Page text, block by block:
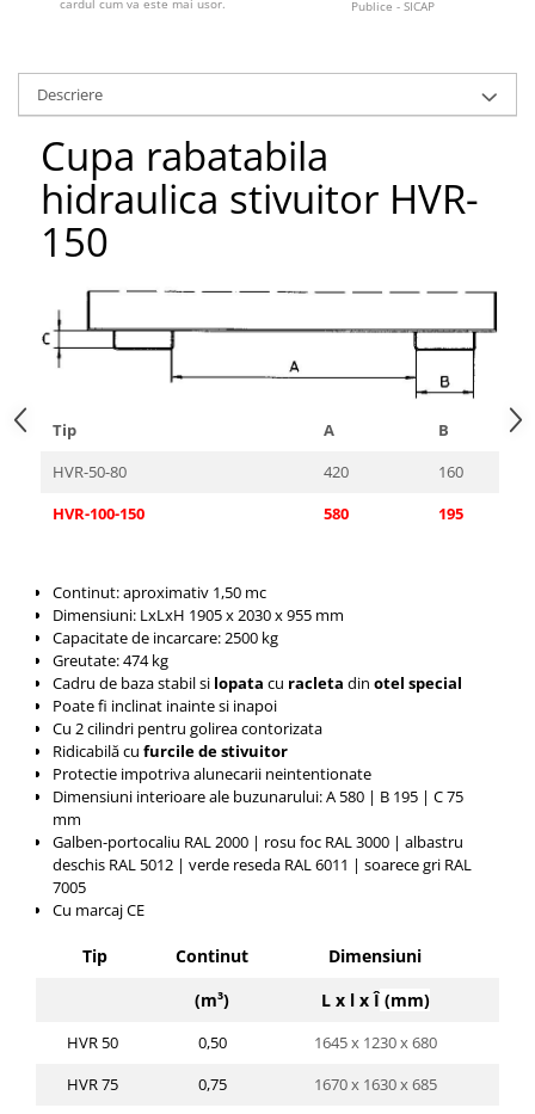
Pozitionere de sudura
Platforme foarfeca
Translator stivuitor
attachments
Atasamente profesionale CAM
Cleste ridicare butoi
Dispozitive ridicare butoaie
cardul cum va este mai usor.
Publice - SICAP
Descriere
Cupa rabatabila
hidraulica stivuitor HVR-
150
Tip A
B
HVR-50-80
420
160
HVR-100-150
580 195
Continut: aproximativ 1,50 mc
Dimensiuni: LxLxH 1905 x 2030 x 955mm
Capacitate de incarcare: 2500 kg
Greutate: 474 kg
Cadru de baza stabil si lopata cu racleta din otel special
Poate fi inclinat inainte si inapoi
Cu 2 cilindri pentru golirea contorizata
Ridicabilă cu furcile de stivuitor
Protectie impotriva alunecarii neintentionate
Dimensiuni interioare ale buzunarului:A 580 | B 195 | C 75
mm
Galben-portocaliu RAL 2000 | rosu foc RAL 3000 | albastru
deschis RAL 5012 | verde reseda RAL 6011 | soarece gri RAL
7005
Cu marcaj CE
Tip Continut Dimensiuni
(m³)
L x l x Î (mm)
HVR 50 0,50 1645 x 1230 x 680
HVR 75
0,75 1670 x 1630 x 685